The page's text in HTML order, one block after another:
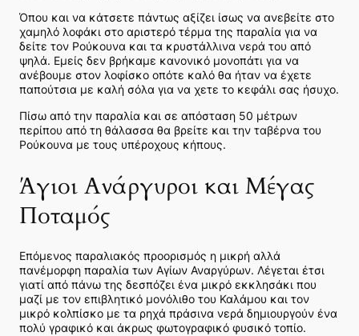
Όπου και να κάτσετε πάντως αξίζει ίσως να ανεβείτε στο
χαμηλό λοφάκι στο αριστερό τέρμα της παραλία για να
δείτε τον Ρούκουνα και τα κρυστάλλινα νερά του από
ψηλά. Εμείς δεν βρήκαμε κανονικό μονοπάτι για να
ανέβουμε στον λοφίσκο οπότε καλό θα ήταν να έχετε
παπούτσια με καλή σόλα για να χετε το κεφάλι σας ήσυχο.
Πίσω από την παραλία και σε απόσταση 50 μέτρων
περίπου από τη θάλασσα θα βρείτε και την ταβέρνα του
Ρούκουνα με τους υπέροχους κήπους.
Άγιοι Ανάργυροι και Μέγας
Ποταμός
Επόμενος παραλιακός προορισμός η μικρή αλλά
πανέμορφη παραλία των Αγίων Αναργύρων. Λέγεται έτσι
γιατί από πάνω της δεσπόζει ένα μικρό εκκλησάκι που
μαζί με τον επιβλητικό μονόλιθο του Καλάμου και τον
μικρό κολπίσκο με τα ρηχά πράσινα νερά δημιουργούν ένα
πολύ γραφικό και άκρως φωτογραφικό φυσικό τοπίο.